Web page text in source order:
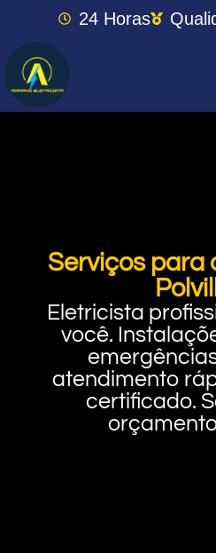
24 Horas
Serviços para
Eletricista
você.
atendimento
certificado.